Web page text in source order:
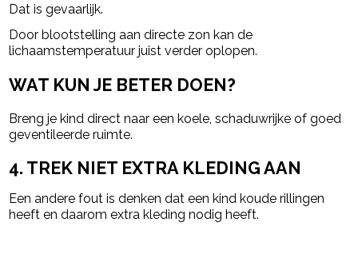
Dat is gevaarlijk.
Door blootstelling aan directe zon kan de
lichaamstemperatuur juist verder oplopen.
WAT KUN JE BETER DOEN?
Breng je kind direct naar een koele, schaduwrijke of goed
geventileerde ruimte.
4. TREK NIET EXTRA KLEDING AAN
Een andere fout is denken dat een kind koude rillingen
heeft en daarom extra kleding nodig heeft.